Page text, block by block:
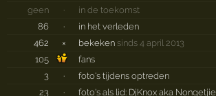
geen
·
in de toekomst
86
·
in het verleden
462
× bekeken sinds 4 april 2013
105
fans
3
·
foto's tijdens optreden
23
·
foto's als lid: DjKnox aka Nongetjie